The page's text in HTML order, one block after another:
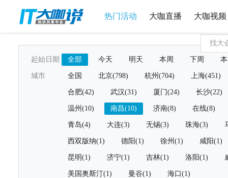
热门活动 大咖直播 大咖视频
起始日期 全部 今天 明天 本周 下周
城市 全国 北京(798) 杭州(704) 上海(451)
合肥(42) 武汉(31) 厦门(24) 长沙(22)
温州(10) 南昌(10) 济南(8) 在线(8)
青岛(4) 大连(3) 无锡(3) 珠海(3)
西双版纳(1) 德阳(1) 徐州(1) 咸阳(1)
昆明(1) 济宁(1) 吉林(1) 洛阳(1)
美国奥斯汀(1) 曼谷(1) 海口(1)